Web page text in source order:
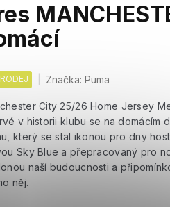
Značka:Puma
City 25/26 Home Jersey
v historii klubu se na domácím
který se stal ikonou pro dny
Sky Blue a přepracovaný pro
naší budoucnosti a
něj.